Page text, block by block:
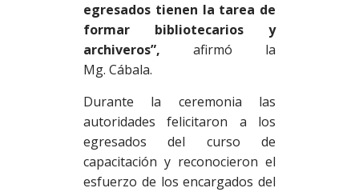
egresados ​​tienen la tarea de
formar bibliotecarios y
archiveros”, afirmó la
Mg. Cábala.
Durante la ceremonia las
autoridades felicitaron a los
egresados ​​del curso de
capacitación y reconocieron el
esfuerzo de los encargados del